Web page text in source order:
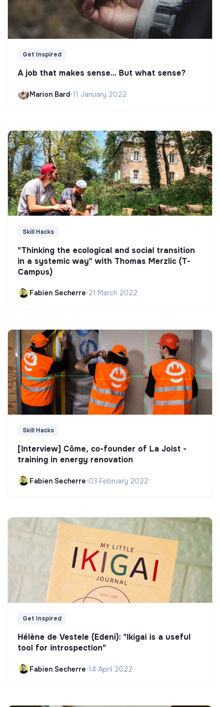
Get Inspired
A job that makes sense... But what sense?
Marion Bard•11 January 2022
Skill Hacks
"Thinking the ecological and social transition
in a systemic way" with Thomas Merzlic (T-
Campus)
Fabien Secherre•21 March 2022
Skill Hacks
[Interview] Côme, co-founder of La Joist -
training in energy renovation
Fabien Secherre•03 February 2022
Get Inspired
Hélène de Vestele (Edeni): "Ikigai is a useful
tool for introspection"
Fabien Secherre•14 April 2022